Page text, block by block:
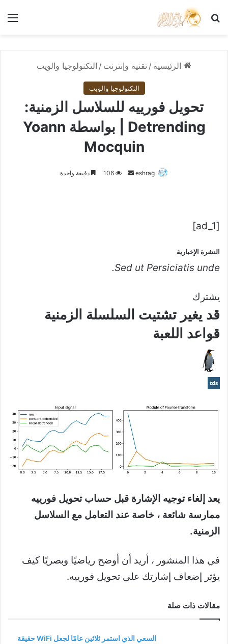
بحث عن
الرئيسية / تقنية وإنترنت / التكنولوجيا والويب
التكنولوجيا والويب
تحويل فورييه للسلاسل الزمنية:
Detrending | بواسطة Yoann
Mocquin
eshrag
أرسل 106 دقيقة واحدة
[ad_1]
النشرة الإخبارية
Sed ut Persiciatis unde.
يشترك
قد يغير تشتيت السلسلة الزمنية
قواعد اللعبة
يعد إلغاء توجيه الإشارة قبل حساب تحويل فورييه
ممارسة شائعة ، خاصة عند التعامل مع السلاسل
الزمنية.
في هذا المنشور ، أريد أن أوضح رياضيًا وبصريًا كيف
يؤثر إضعاف إشارتك على تحويل فورييه.
مقالات ذات صلة
السعي الذي استمر ثلاثين عامًا لجعل WiFi حقيقة